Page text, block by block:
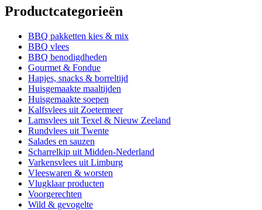
Productcategorieën
BBQ pakketten kies & mix
BBQ vlees
BBQ benodigdheden
Gourmet & Fondue
Hapjes, snacks & borreltijd
Huisgemaakte maaltijden
Huisgemaakte soepen
Kalfsvlees uit Zoetermeer
Lamsvlees uit Texel & Nieuw Zeeland
Rundvlees uit Twente
Salades en sauzen
Scharrelkip uit Midden-Nederland
Varkensvlees uit Limburg
Vleeswaren & worsten
Vlugklaar producten
Voorgerechten
Wild & gevogelte